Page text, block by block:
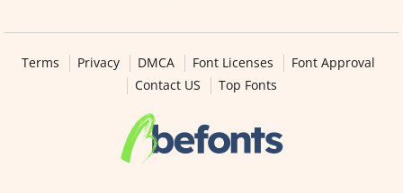
Terms Privacy DMCA Font Licenses
Font Approval
Contact US
Top Fonts